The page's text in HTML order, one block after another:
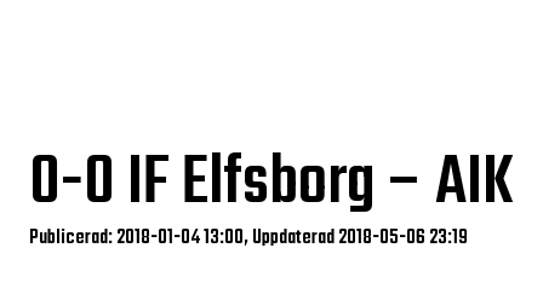
0-0IF Elfsborg – AIK
Publicerad: 2018-01-04 13:00, Uppdaterad 2018-05-06 23:19